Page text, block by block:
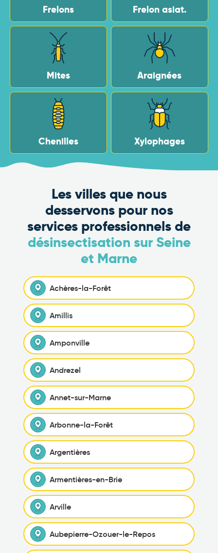
Frelons Frelon asiat.
Mites Araignées
Chenilles Xylophages
Les villes que nous
desservons pour nos
services professionnels de
désinsectisation sur Seine
et Marne
Achères-la-Forêt
Amillis
Amponville
Andrezel
Annet-sur-Marne
Arbonne-la-Forêt
Argentières
Armentières-en-Brie
Arville
Aubepierre-Ozouer-le-Repos